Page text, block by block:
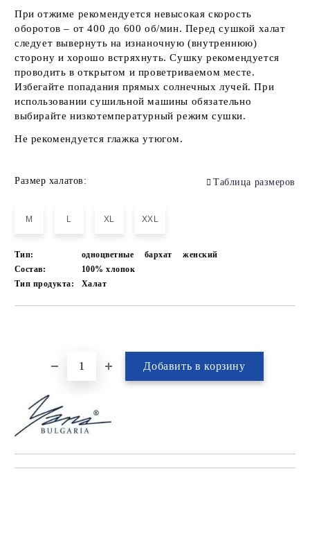
При отжиме рекомендуется невысокая скорость
оборотов – от 400 до 600 об/мин. Перед сушкой халат
следует вывернуть на изнаночную (внутреннюю)
сторону и хорошо встряхнуть. Сушку рекомендуется
проводить в открытом и проветриваемом месте.
Избегайте попадания прямых солнечных лучей. При
использовании сушильной машины обязательно
выбирайте низкотемпературный режим сушки.
Не рекомендуется глажка утюгом.
Размер халатов: Таблица размеров
M L XL XXL
Тип: одноцветные бархат
женский
Состав:
100% хлопок
Тип продукта:
Халат